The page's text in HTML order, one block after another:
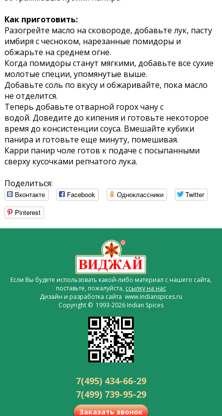
Как приготовить:
Разогрейте масло на сковороде, добавьте лук, пасту
имбиря с чесноком, нарезанные помидоры и
обжарьте на среднем огне.
Когда помидоры станут мягкими, добавьте все сухие
молотые специи, упомянутые выше.
Добавьте соль по вкусу и обжаривайте, пока масло
не отделится.
Теперь добавьте отварной горох чану с
водой. Доведите до кипения и готовьте некоторое
время до консистенции соуса. Вмешайте кубики
панира и готовьте еще минуту, помешивая.
Карри панир чоле готов к подаче с посыпанными
сверху кусочками репчатого лука.
Поделиться:
Вконтакте Facebook Одноклассники
Twitter
Pinterest
Если Вы будете использовать какой-либо материал с нашего сайта,
поставьте, пожалуйста, ссылку на нас
Дизайн и разработка сайта www.indianspices.ru
Copyright © 1993-2026 Indian Spices
7(495) 434-66-29
7(499) 739-95-29
Заказать звонок